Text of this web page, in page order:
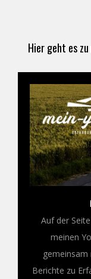
Hier geht es
Auf der Seite
meinen
Berichte zu